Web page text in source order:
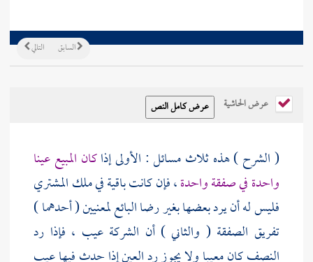
التالي السابق
عرض الحاشية
( الشرح ) هذه ثلاث مسائل : الأولى إذاكان المبيع عينا
واحدة في صفقة واحدة، فإن كانت باقية في ملك المشتري
فليس له أن يرد بعضها بغير رضا البائع لمعنيين ( أحدهما )
تفريق الصفقة ( والثاني ) أن الشركة عيب ، فإذا رد